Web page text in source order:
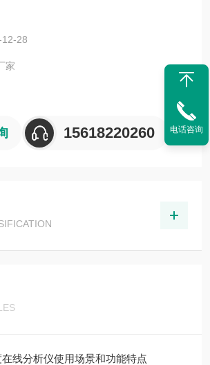
12-28
家
15618220260
线分析仪使用场景和功能特点
电话咨询